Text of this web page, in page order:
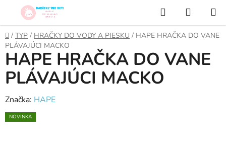
obsah
Hľadať
KOŠÍK
Domov
/ TYP / HRAČKY DO VODY A PIESKU / HAPE HRAČKA DO VANE
PLÁVAJÚCI MACKO
HAPE HRAČKA DO VANE
PLÁVAJÚCI MACKO
Značka: HAPE
NOVINKA